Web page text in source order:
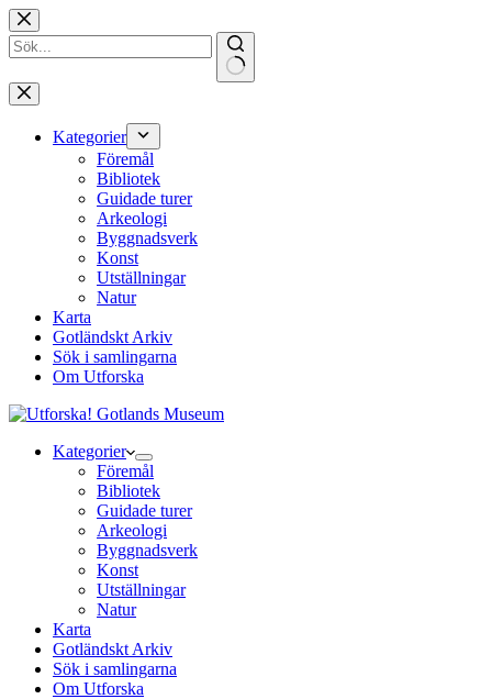
Hoppa
till
innehåll
Inga
resultat
Kategorier
Föremål
Bibliotek
Guidade turer
Arkeologi
Byggnadsverk
Konst
Utställningar
Natur
Karta
Gotländskt Arkiv
Sök i samlingarna
Om Utforska
Kategorier
Föremål
Bibliotek
Guidade turer
Arkeologi
Byggnadsverk
Konst
Utställningar
Natur
Karta
Gotländskt Arkiv
Sök i samlingarna
Om Utforska